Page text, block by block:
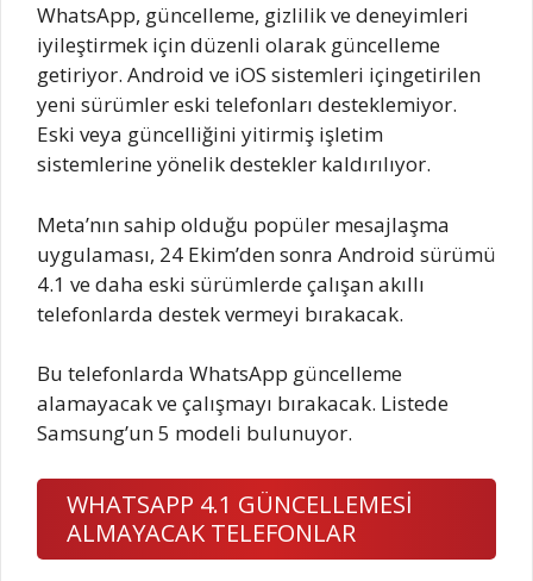
WhatsApp, güncelleme, gizlilik ve deneyimleri
iyileştirmek için düzenli olarak güncelleme
getiriyor. Android ve iOS sistemleri içingetirilen
yeni sürümler eski telefonları desteklemiyor.
Eski veya güncelliğini yitirmiş işletim
sistemlerine yönelik destekler kaldırılıyor.
Meta’nın sahip olduğu popüler mesajlaşma
uygulaması, 24 Ekim’den sonra Android sürümü
4.1 ve daha eski sürümlerde çalışan akıllı
telefonlarda destek vermeyi bırakacak.
Bu telefonlarda WhatsApp güncelleme
alamayacak ve çalışmayı bırakacak. Listede
Samsung’un 5 modeli bulunuyor.
WHATSAPP 4.1 GÜNCELLEMESİ
ALMAYACAK TELEFONLAR